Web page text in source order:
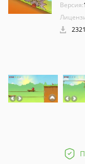
Версия: